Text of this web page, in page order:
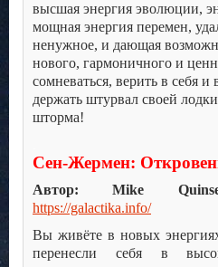
высшая энергия эволюции,
мощная энергия перемен,
ненужное, и дающая
нового, гармоничного и
сомневаться, верить в себя
держать штурвал своей
шторма!
Сен-Жермен:
Автор: Mike
https://galactika.info/
Вы живёте в новых
перенесли себя в